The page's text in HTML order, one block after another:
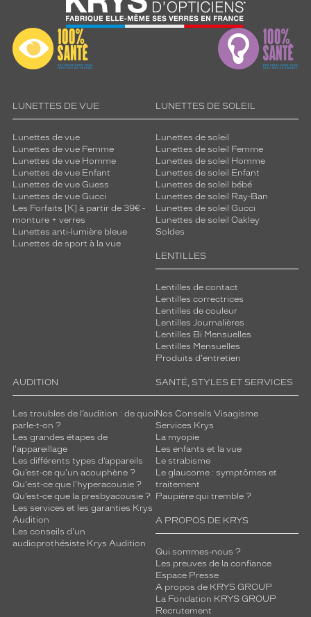
LUNETTES DE VUE
Lunettes de vue
Lunettes de vue Femme
Lunettes de vue Homme
Lunettes de vue Enfant
Lunettes de vue Guess
Lunettes de vue Gucci
Les Forfaits [K] à partir de 39€ -
monture + verres
Lunettes anti-lumière bleue
Lunettes de sport à la vue
LUNETTES DE SOLEIL
Lunettes de soleil
Lunettes de soleil Femme
Lunettes de soleil Homme
Lunettes de soleil Enfant
Lunettes de soleil bébé
Lunettes de soleil Ray-Ban
Lunettes de soleil Gucci
Lunettes de soleil Oakley
Soldes
LENTILLES
Lentilles de contact
Lentilles correctrices
Lentilles de couleur
Lentilles Journalières
Lentilles Bi Mensuelles
Lentilles Mensuelles
Produits d'entretien
AUDITION
Les troubles de l’audition : de quoi
parle-t-on ?
Les grandes étapes de
l'appareillage
Les différents types d’appareils
Qu’est-ce qu'un acouphène ?
Qu'est-ce que l'hyperacousie ?
Qu’est-ce que la presbyacousie ?
Les services et les garanties Krys
Audition
Les conseils d'un
audioprothésiste Krys Audition
SANTÉ, STYLES ET SERVICES
Nos Conseils Visagisme
Services Krys
La myopie
Les enfants et la vue
Le strabisme
Le glaucome : symptômes et
traitement
Paupière qui tremble ?
A PROPOS DE KRYS
Qui sommes-nous ?
Les preuves de la confiance
Espace Presse
A propos de KRYS GROUP
La Fondation KRYS GROUP
Recrutement